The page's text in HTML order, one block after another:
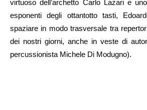
virtuoso dell’archetto Carlo Lazari e
esponenti degli ottantotto tasti,
spaziare in modo trasversale tra
dei nostri giorni, anche in veste di
percussionista Michele Di Modugno).